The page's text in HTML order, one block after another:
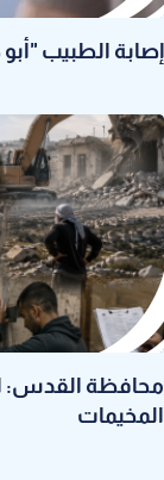
إصابة الطبيب
محافظة القدس:
المخيمات